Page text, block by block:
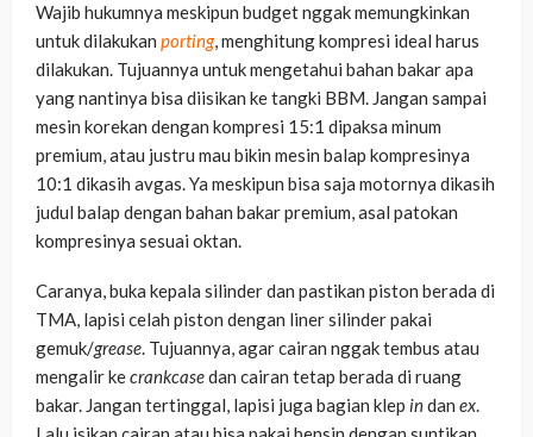
Wajib hukumnya meskipun budget nggak memungkinkan
untuk dilakukan porting, menghitung kompresi ideal harus
dilakukan. Tujuannya untuk mengetahui bahan bakar apa
yang nantinya bisa diisikan ke tangki BBM. Jangan sampai
mesin korekan dengan kompresi 15:1 dipaksa minum
premium, atau justru mau bikin mesin balap kompresinya
10:1 dikasih avgas. Ya meskipun bisa saja motornya dikasih
judul balap dengan bahan bakar premium, asal patokan
kompresinya sesuai oktan.
Caranya, buka kepala silinder dan pastikan piston berada di
TMA, lapisi celah piston dengan liner silinder pakai
gemuk/grease. Tujuannya, agar cairan nggak tembus atau
mengalir kecrankcasedan cairan tetap berada di ruang
bakar. Jangan tertinggal, lapisi juga bagian klep indan ex.